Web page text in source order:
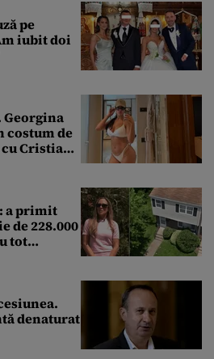
pe
iubit doi
Georgina
costum de
Cristiano
a primit
de 228.000
tot
denaturat